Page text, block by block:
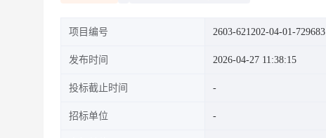
项目编号 2603-621202-04-01-729683
发布时间 2026-04-27 11:38:15
投标截止时间
招标单位